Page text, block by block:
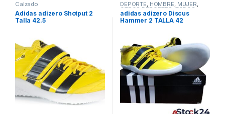
Calzado
Adidas adizero Shotput 2
Talla 42.5
DEPORTE, HOMBRE, MUJER,
OTROS DEPORTES ,TODOS
adidas adizero Discus
Hammer 2 TALLA 42